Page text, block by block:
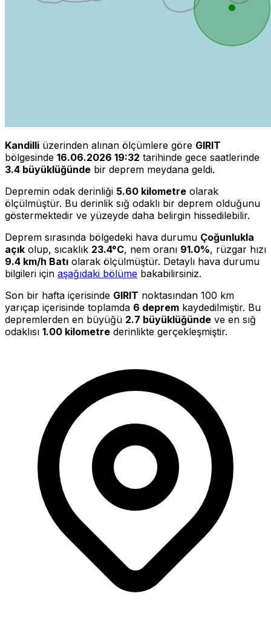
Kandilli üzerinden alınan ölçümlere göre GIRIT
bölgesinde 16.06.2026 19:32 tarihinde gece saatlerinde
3.4 büyüklüğünde bir deprem meydana geldi.
Depremin odak derinliği 5.60 kilometre olarak
ölçülmüştür. Bu derinlik sığ odaklı bir deprem olduğunu
göstermektedir ve yüzeyde daha belirgin hissedilebilir.
Deprem sırasında bölgedeki hava durumu Çoğunlukla
açık olup, sıcaklık 23.4°C, nem oranı 91.0%, rüzgar hızı
9.4 km/h Batı olarak ölçülmüştür. Detaylı hava durumu
bilgileri için aşağıdaki bölüme bakabilirsiniz.
Son bir hafta içerisinde GIRIT noktasından 100 km
yarıçap içerisinde toplamda 6 deprem kaydedilmiştir. Bu
depremlerden en büyüğü 2.7 büyüklüğünde ve en sığ
odaklısı 1.00 kilometre derinlikte gerçekleşmiştir.